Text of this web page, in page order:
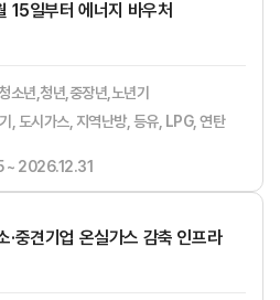
소년,청년,중장년,노년기
, 도시가스, 지역난방, 등유, LPG, 연탄
~ 2026.12.31